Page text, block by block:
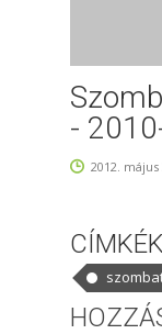
-
2012. május
CÍMKÉK